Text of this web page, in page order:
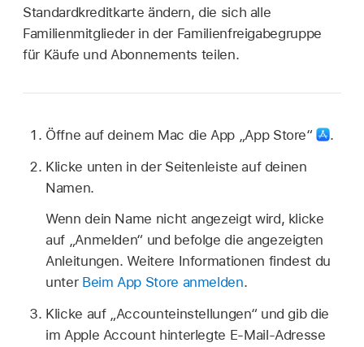
Standardkreditkarte ändern, die sich alle
Familienmitglieder in der Familienfreigabegruppe
für Käufe und Abonnements teilen.
Öffne auf deinem Mac die App „App Store“
.
Klicke unten in der Seitenleiste auf deinen
Namen.
Wenn dein Name nicht angezeigt wird, klicke
auf „Anmelden“ und befolge die angezeigten
Anleitungen. Weitere Informationen findest du
unter Beim App Store anmelden.
Klicke auf „Accounteinstellungen“ und gib die
im Apple Account hinterlegte E-Mail-Adresse